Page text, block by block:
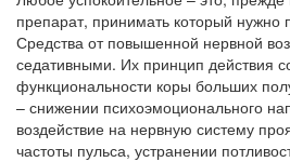
препарат, принимать который нужно
Средства от повышенной нервной
седативными. Их принцип действия
функциональности коры больших
– снижении психоэмоционального
воздействие на нервную систему
частоты пульса, устранении